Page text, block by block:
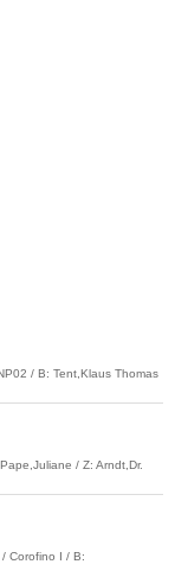
/ B: Tent,Klaus Thomas
/ Z: Arndt,Dr.
Corofino I / B: